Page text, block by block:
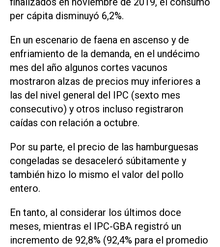
per cápita disminuyó 6,2%.
En un escenario de faena en ascenso y de
enfriamiento de la demanda, en el undécimo
mes del año algunos cortes vacunos
mostraron alzas de precios muy inferiores a
las del nivel general del IPC (sexto mes
consecutivo) y otros incluso registraron
caídas con relación a octubre.
Por su parte, el precio de las hamburguesas
congeladas se desaceleró súbitamente y
también hizo lo mismo el valor del pollo
entero.
En tanto, al considerar los últimos doce
meses, mientras el IPC-GBA registró un
incremento de 92,8% (92,4% para el promedio